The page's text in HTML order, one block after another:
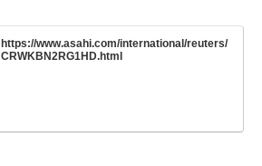
https://www.asahi.com/international/reuters/
CRWKBN2RG1HD.html